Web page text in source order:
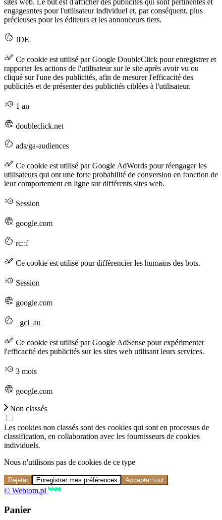
sites web. Le but est d'afficher des publicités qui sont pertinentes et
engageantes pour l'utilisateur individuel et, par conséquent, plus
précieuses pour les éditeurs et les annonceurs tiers.
IDE
Ce cookie est utilisé par Google DoubleClick pour enregistrer et
rapporter les actions de l'utilisateur sur le site après avoir vu ou
cliqué sur l'une des publicités, afin de mesurer l'efficacité des
publicités et de présenter des publicités ciblées à l'utilisateur.
1 an
doubleclick.net
ads/ga-audiences
Ce cookie est utilisé par Google AdWords pour réengager les
utilisateurs qui ont une forte probabilité de conversion en fonction de
leur comportement en ligne sur différents sites web.
Session
google.com
rc::f
Ce cookie est utilisé pour différencier les humains des bots.
Session
google.com
_gcl_au
Ce cookie est utilisé par Google AdSense pour expérimenter
l'efficacité des publicités sur les sites web utilisant leurs services.
3 mois
google.com
Non classés
Les cookies non classés sont des cookies qui sont en processus de
classification, en collaboration avec les fournisseurs de cookies
individuels.
Nous n'utilisons pas de cookies de ce type
Rejeter Enregistrer mes préférences Accepter tout
© Webtom.pl
Panier